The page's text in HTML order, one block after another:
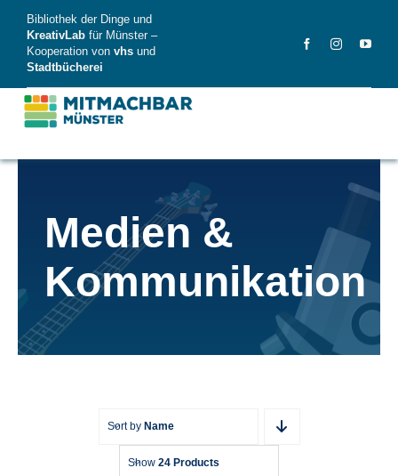
content
Bibliothek der Dinge und
KreativLab für Münster –
Kooperation von vhs und
Stadtbücherei
Dinge
FAQ
News
Videos
Medien &
Kommunikation
Sort by Name
Show 24 Products